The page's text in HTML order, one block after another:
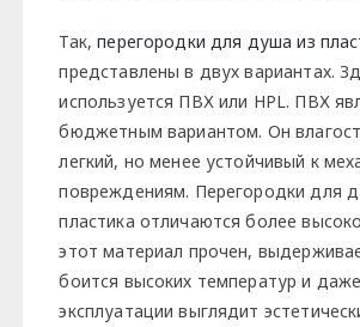
Так,перегородки для душа из
представлены в двух вариантах.
используется ПВХ или HPL. ПВХ
бюджетным вариантом. Он
легкий, но менее устойчивый к
повреждениям. Перегородки для
пластика отличаются более
этот материал прочен,
боится высоких температур и
эксплуатации выглядит